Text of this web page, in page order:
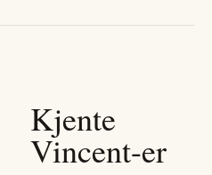
Kjente
Vincent-er